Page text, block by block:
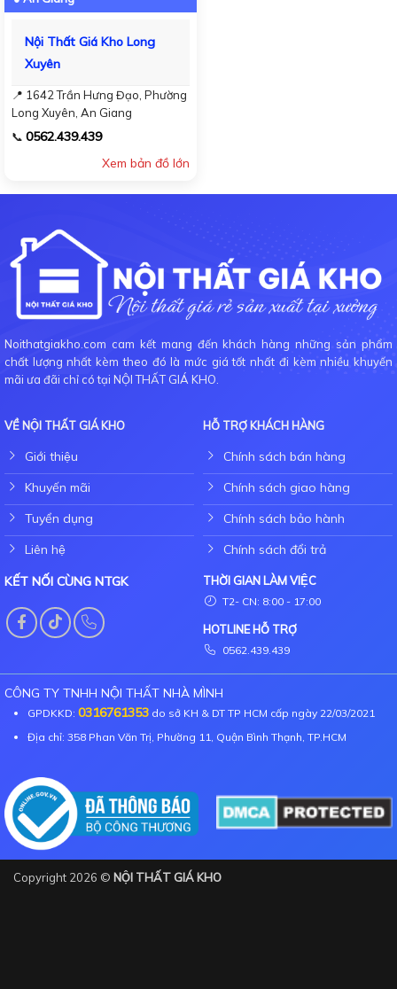
Nội Thất Giá Kho Long
Xuyên
📍 1642 Trần Hưng Đạo, Phường
Long Xuyên, An Giang
📞 0562.439.439
Xem bản đồ lớn
Noithatgiakho.com cam kết mang đến khách hàng những sản phẩm
chất lượng nhất kèm theo đó là mức giá tốt nhất đi kèm nhiều khuyến
mãi ưa đãi chỉ có tại NỘI THẤT GIÁ KHO.
VỀ NỘI THẤT GIÁ KHO
Giới thiệu
Khuyến mãi
Tuyển dụng
Liên hệ
HỖ TRỢ KHÁCH HÀNG
Chính sách bán hàng
Chính sách giao hàng
Chính sách bảo hành
Chính sách đổi trả
KẾT NỐI CÙNG NTGK
THỜI GIAN LÀM VIỆC
T2- CN: 8:00 - 17:00
HOTLINE HỖ TRỢ
0562.439.439
CÔNG TY TNHH NỘI THẤT NHÀ MÌNH
GPDKKD: 0316761353 do sở KH & DT TP HCM cấp ngày 22/03/2021
Địa chỉ: 358 Phan Văn Trị, Phường 11, Quận Bình Thạnh, TP.HCM
Copyright 2026 © NỘI THẤT GIÁ KHO